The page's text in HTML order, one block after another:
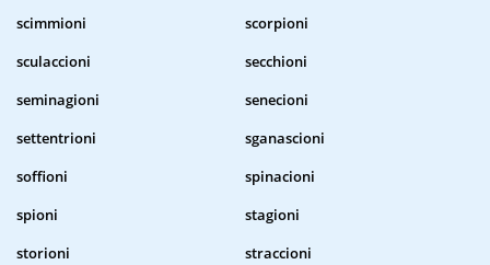
scimmioni
scorpioni
sculaccioni
secchioni
seminagioni
senecioni
settentrioni
sganascioni
soffioni
spinacioni
spioni
stagioni
storioni
straccioni